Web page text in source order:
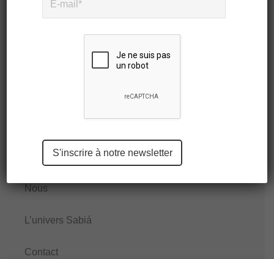
E-shop
Nous
L’univers Sabiá
Contact
Please
leave
this
empty.